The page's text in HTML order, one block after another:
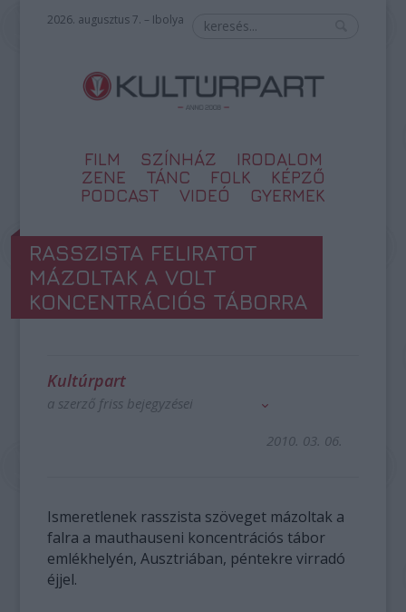
2026. augusztus 7. – Ibolya
FILM SZÍNHÁZ
IRODALOM
ZENE
TÁNC FOLK
KÉPZŐ
PODCAST
VIDEÓ GYERMEK
RASSZISTA FELIRATOT
MÁZOLTAK A VOLT
KONCENTRÁCIÓS TÁBORRA
Kultúrpart
a szerző friss bejegyzései
2010. 03. 06.
Ismeretlenek rasszista szöveget mázoltak a
falra a mauthauseni koncentrációs tábor
emlékhelyén, Ausztriában, péntekre virradó
éjjel.